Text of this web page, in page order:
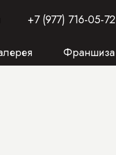
Франшиза
+7 (977) 716-05-72